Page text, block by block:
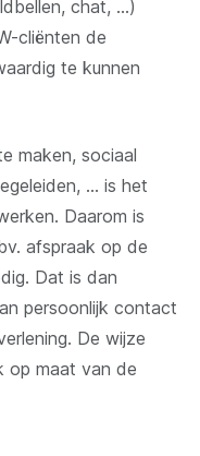
chat, …)
cliënten de
te kunnen
maken, sociaal
… is het
Daarom is
afspraak op de
Dat is dan
persoonlijk contact
De wijze
op maat van de